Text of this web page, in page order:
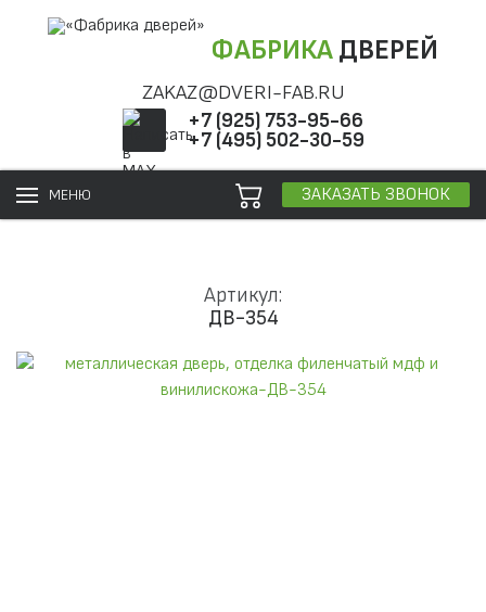
ФАБРИКАДВЕРЕЙ
ZAKAZ@DVERI-FAB.RU
+7 (925) 753-95-66
+7 (495) 502-30-59
МЕНЮ ЗАКАЗАТЬ ЗВОНОК
Артикул:
ДВ-354